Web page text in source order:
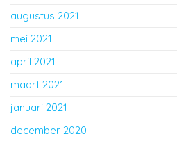
augustus 2021
mei 2021
april 2021
maart 2021
januari 2021
december 2020